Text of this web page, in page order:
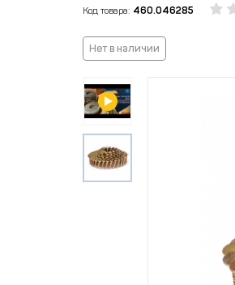
Код товара: 460.046285
Нет в наличии